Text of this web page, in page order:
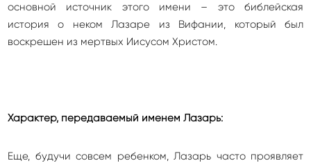
основной источник этого имени – это библейская
история о неком Лазаре из Вифании, который был
воскрешен из мертвых Иисусом Христом.
Характер, передаваемый именем Лазарь:
Еще, будучи совсем ребенком, Лазарь часто проявляет